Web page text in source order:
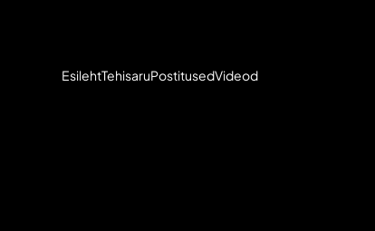
EsilehtTehisaruPostitusedVideod